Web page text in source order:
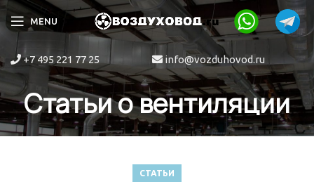
MENU
+7 495 221 77 25 info@vozduhovod.ru
Статьи о вентиляции
СТАТЬИ